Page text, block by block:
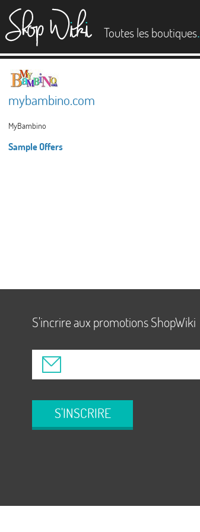
Toutes les boutiques.
mybambino.com
MyBambino
Sample Offers
S'incrire aux promotions ShopWiki
S'INSCRIRE